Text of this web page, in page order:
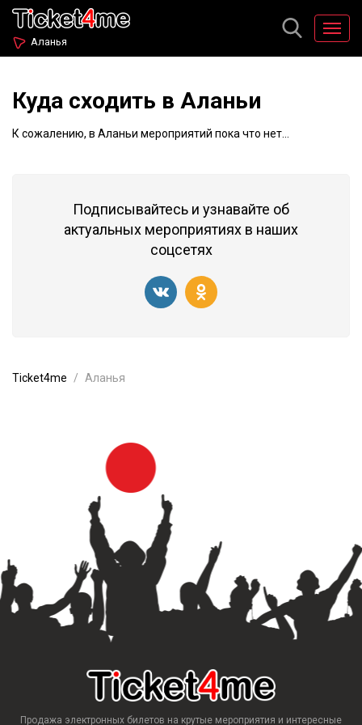
Аланья
Куда сходить в Аланьи
К сожалению, в Аланьи мероприятий пока что нет...
Подписывайтесь и узнавайте об
актуальных мероприятиях в наших
соцсетях
Ticket4me Аланья
Продажа электронных билетов на крутые мероприятия и интересные